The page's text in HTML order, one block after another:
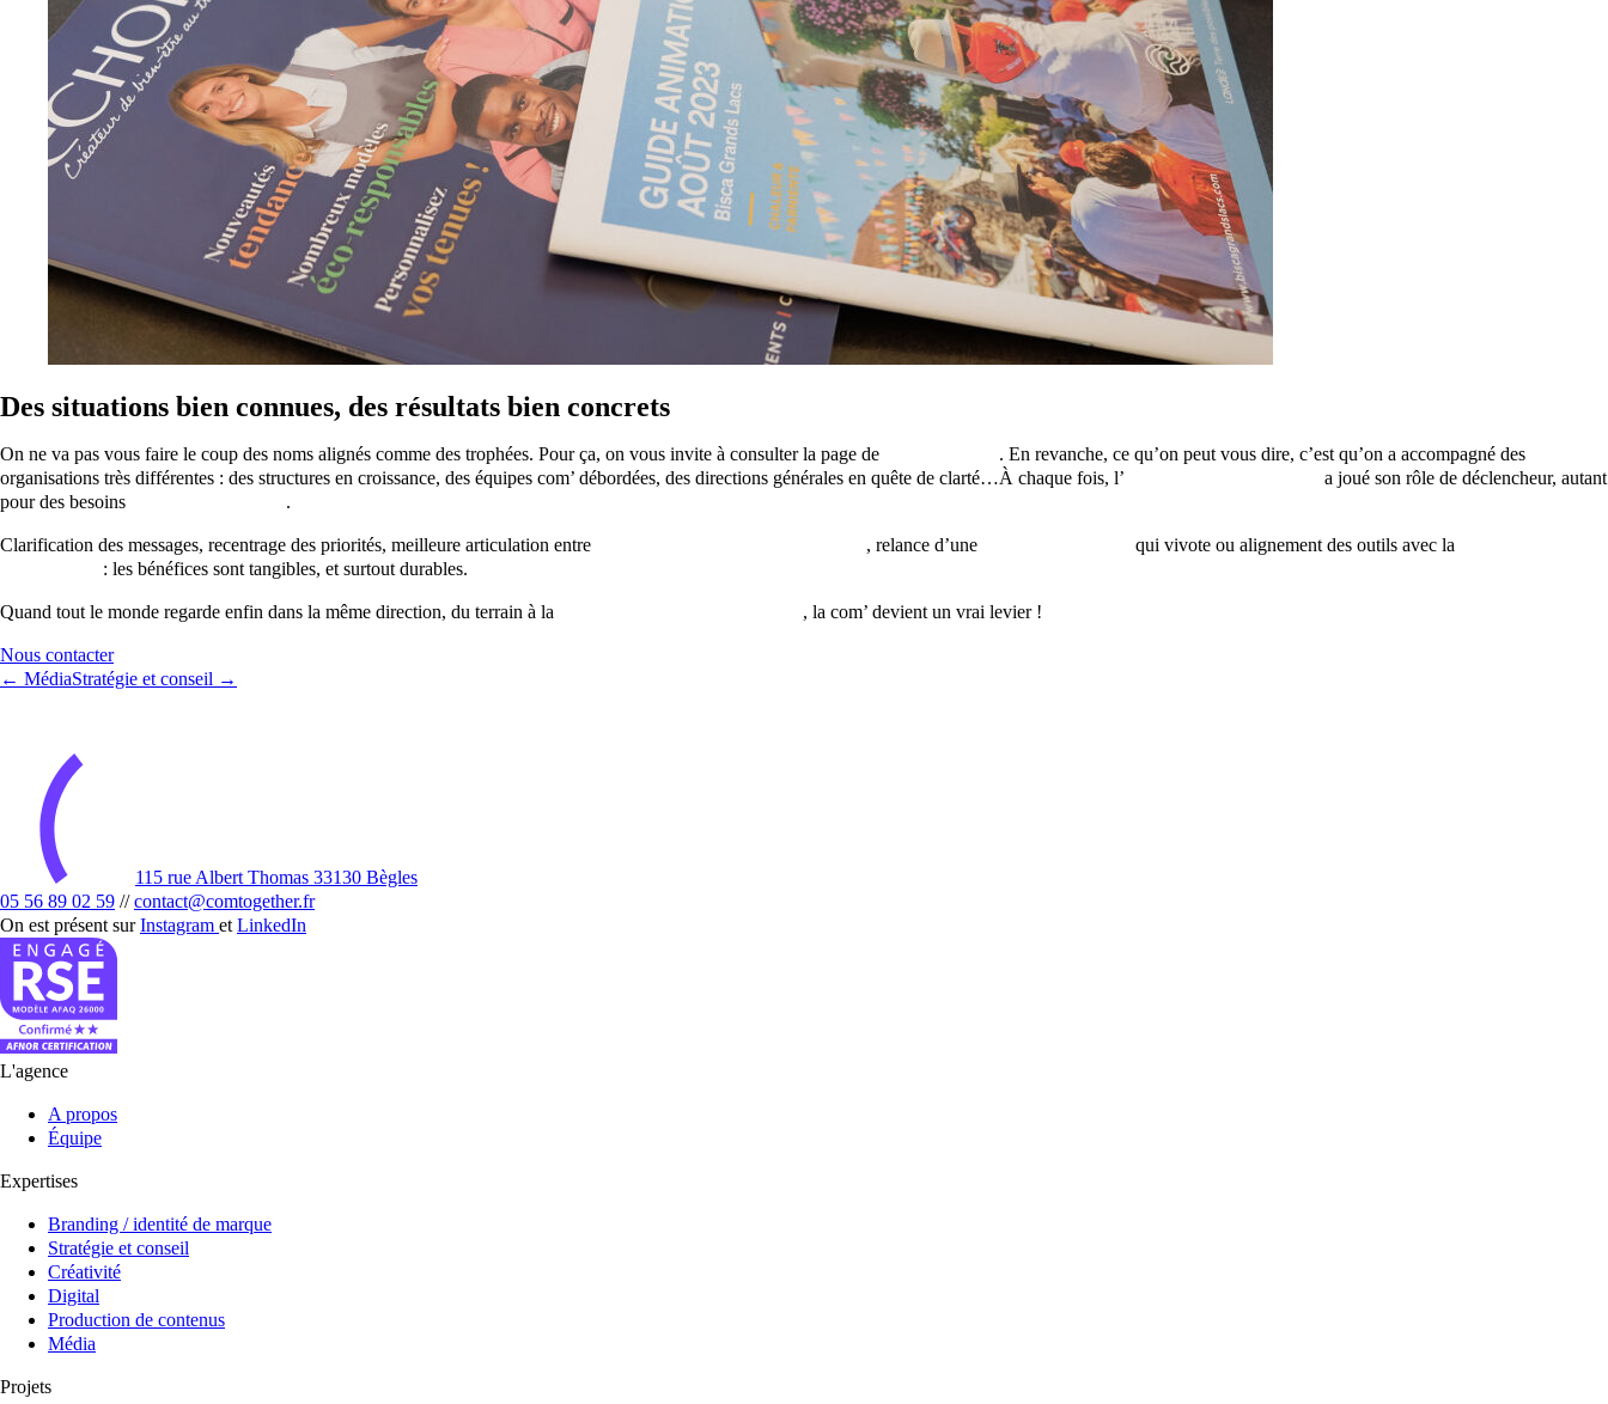
Des situations bien connues, des résultats bien concrets
On ne va pas vous faire le coup des noms alignés comme des trophées. Pour ça, on vous invite à consulter la page de
. En revanche, ce qu’on peut vous dire, c’est qu’on a accompagné des
organisations très différentes : des structures en croissance, des équipes com’ débordées, des directions générales en quête de clarté…À chaque fois, l’
a joué son rôle de déclencheur, autant
pour des besoins
.
Clarification des messages, recentrage des priorités, meilleure articulation entre , relance d’une qui vivote ou alignement des outils avec la
: les bénéfices sont tangibles, et surtout durables.
Quand tout le monde regarde enfin dans la même direction, du terrain à la , la com’ devient un vrai levier !
Nous contacter
← MédiaStratégie et conseil →
115 rue Albert Thomas 33130 Bègles
05 56 89 02 59 // contact@comtogether.fr
On est présent surInstagram et LinkedIn
L'agence
A propos
Équipe
Expertises
Branding / identité de marque
Stratégie et conseil
Créativité
Digital
Production de contenus
Média
Projets